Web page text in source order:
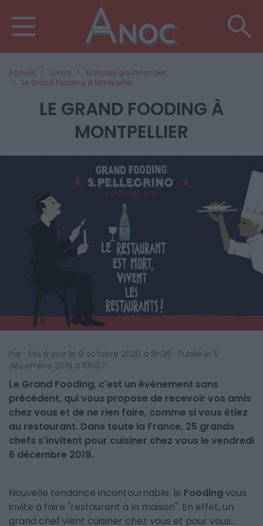
Accueil Loisirs
Balades gourmandes
Le Grand Fooding à Montpellier
LE GRAND FOODING À
MONTPELLIER
Par · Mis à jour le 9 octobre 2020 à 8h26 · Publié le 5
décembre 2019 à 10h07
Le Grand Fooding, c'est un événement sans
précédent, qui vous propose de recevoir vos amis
chez vous et de ne rien faire, comme si vous étiez
au restaurant. Dans toute la France, 25 grands
chefs s'invitent pour cuisiner chez vous le vendredi
6 décembre 2019.
Nouvelle tendance incontournable, le Fooding vous
invite à faire "restaurant à la maison". En effet, un
grand chef vient cuisiner chez vous et pour vous...